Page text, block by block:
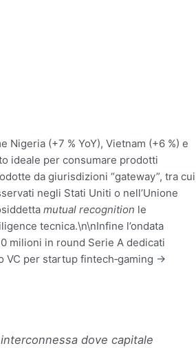
(+7 % YoY), Vietnam (+6 %) e
ideale per consumare prodotti
da giurisdizioni “gateway”, tra cui
negli Stati Uniti o nell’Unione
mutual recognition le
tecnica.\n\nInfine l’ondata
milioni in round Serie A dedicati
VC per startup fintech‑gaming →
dove capitale